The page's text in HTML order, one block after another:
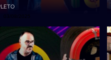
03/08/2025